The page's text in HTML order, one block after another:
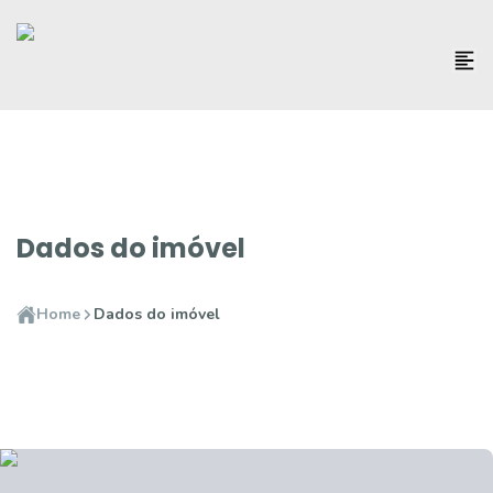
Dados do imóvel
Home Dados do imóvel